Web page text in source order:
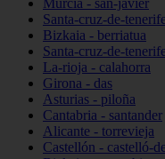
Murcia - san-javier
Santa-cruz-de-
Bizkaia - berriatua
Santa-cruz-de-
La-rioja - calahorra
Girona - das
Asturias - piloña
Cantabria - santander
Alicante - torrevieja
Castellón - castelló-